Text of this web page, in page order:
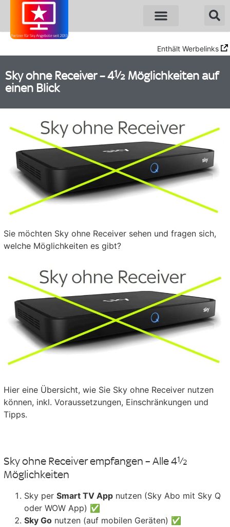
Enthält Werbelinks
Sky ohne Receiver – 4½ Möglichkeiten auf
einen Blick
Sie möchten Sky ohne Receiver sehen und fragen sich,
welche Möglichkeiten es gibt?
Hier eine Übersicht, wie Sie Sky ohne Receiver nutzen
können, inkl. Voraussetzungen, Einschränkungen und
Tipps.
Sky ohne Receiver empfangen – Alle 4½
Möglichkeiten
Sky per Smart TV App nutzen (Sky Abo mit Sky Q
oder WOW App) ✅
Sky Go nutzen (auf mobilen Geräten) ✅